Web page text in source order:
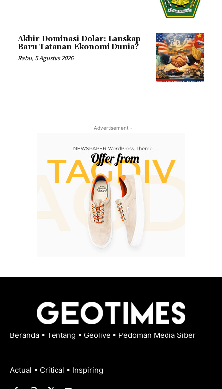
Akhir Dominasi Dolar: Lanskap
Baru Tatanan Ekonomi Dunia?
Rabu, 5 Agustus 2026
- Advertisement -
Beranda • Tentang • Geolive • Pedoman Media Siber
Actual • Critical • Inspiring